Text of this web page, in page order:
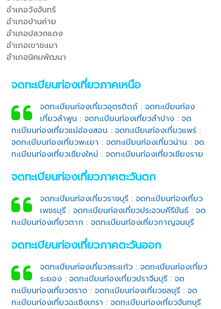
อำเภอวังจันทร์
อำเภอบ้านค่าย
อำเภอปลวกแดง
อำเภอเขาชะเมา
อำเภอนิคมพัฒนา
จดทะเบียนท่องเที่ยวภาคเหนือ
จดทะเบียนท่องเที่ยวอุตรดิตถ์: จดทะเบียนท่อง
เที่ยวลำพูน : จดทะเบียนท่องเที่ยวลำปาง: จด
ทะเบียนท่องเที่ยวแม่ฮ่องสอน :จดทะเบียนท่องเที่ยวแพร่ :
จดทะเบียนท่องเที่ยวพะเยา :จดทะเบียนท่องเที่ยวน่าน :จด
ทะเบียนท่องเที่ยวเชียงใหม่ :จดทะเบียนท่องเที่ยวเชียงราย
จดทะเบียนท่องเที่ยวภาคตะวันตก
จดทะเบียนท่องเที่ยวราชบุรี: จดทะเบียนท่องเที่ยว
เพชรบุรี: จดทะเบียนท่องเที่ยวประจวบคีรีขันธ์: จด
ทะเบียนท่องเที่ยวตาก :จดทะเบียนท่องเที่ยวกาญจนบุรี
จดทะเบียนท่องเที่ยวภาคตะวันออก
จดทะเบียนท่องเที่ยวสระแก้ว: จดทะเบียนท่องเที่ยว
ระยอง: จดทะเบียนท่องเที่ยวปราจีนบุรี: จด
ทะเบียนท่องเที่ยวตราด :จดทะเบียนท่องเที่ยวชลบุรี :จด
ทะเบียนท่องเที่ยวฉะเชิงเทรา :จดทะเบียนท่องเที่ยวจันทบุรี